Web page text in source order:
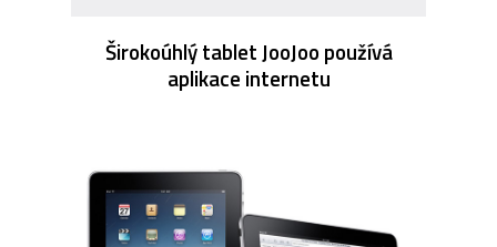
Širokoúhlý tablet JooJoo používá
aplikace internetu